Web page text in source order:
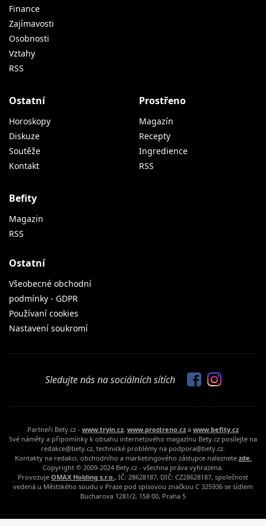
Finance
Zajímavosti
Osobnosti
Vztahy
RSS
Ostatní
Horoskopy
Diskuze
Soutěže
Kontakt
Prostřeno
Magazín
Recepty
Ingredience
RSS
Befity
Magazin
RSS
Ostatní
Všeobecné obchodní
podmínky - GDPR
Používaní cookies
Nastavení soukromí
Sledujte nás na sociálních sítích
Partneři Bety.cz - www.tryin.cz, www.prostreno.cz a www.befity.cz
Své náměty a připomínky k obsahu internetového magazínu Bety.cz posílejte na
redakce@bety.cz, technické problémy na podpora@bety.cz.
Kontakty na redakci, obchodního a marketingového zástupce naleznete zde.
Copyright © 2009-2024 Bety.cz - všechna práva vyhrazena.
Provozuje OMAX Holding s.r.o., IČ: 28628187, DIČ: CZ28628187, společnost
vedená u Městského soudu v Praze pod spisovou značkou C 325936 se sídlem
Bucharova 1281/2, 158 00, Praha 5